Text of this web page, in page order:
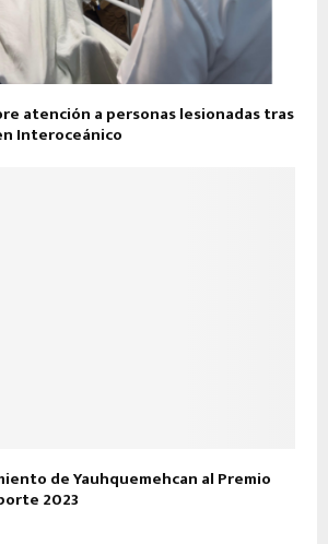
atención a personas lesionadas tras
Interoceánico
de Yauhquemehcan al Premio
2023